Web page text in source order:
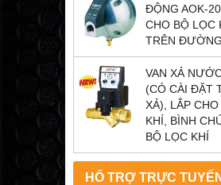
ĐỘNG AOK-
CHO BỘ LỌC
TRÊN
VAN XẢ
(CÓ CÀI ĐẶT
XẢ), LẮP
KHÍ, BÌNH
BỘ LỌC KHÍ
HỔ TRỢ TRỰC